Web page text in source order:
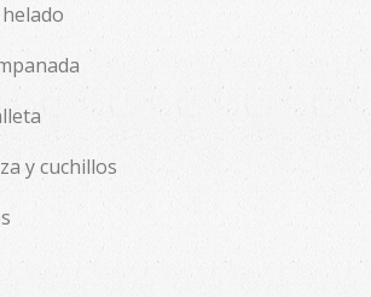
y cuchillos